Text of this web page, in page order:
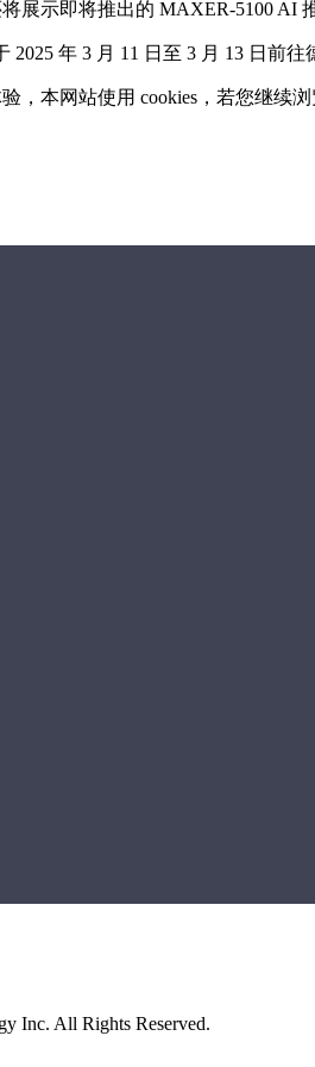
展示即将推出的 MAXER-5100 AI
2025 年 3 月 11 日至 3 月 13 日前往
，本网站使用 cookies，若您继续
Inc. All Rights Reserved.